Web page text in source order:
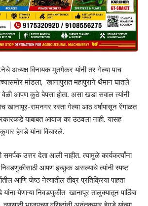
अध्यक्ष विनायक मुतगेकर यांनी तर गेल्या पाच
मांडला, खानापुरात महापुराने थैमान घातले
वेळी आपण कुठे बेपत्ता होता. असा खडा सवाल त्यांनी
खानापूर-रामनगर रस्ता गेल्या आठ वर्षापासून रेंगाळत
याबाबत आवाज का उठवला नाही. यासह
हेगडे यांना विचारले.
समर्पक उत्तर देता आली नाहीत. त्यामुळे कार्यकर्त्यांना
निवडणुकीसाठी आपण इच्छुक असल्याचे त्यांनी स्पष्ट
आणि जेष्ठ नेत्यातील तीव्र प्रतिक्रिया पाहता
येणाऱ्या निवडणुकीत खानापूर तालुक्यातून पाठिंबा